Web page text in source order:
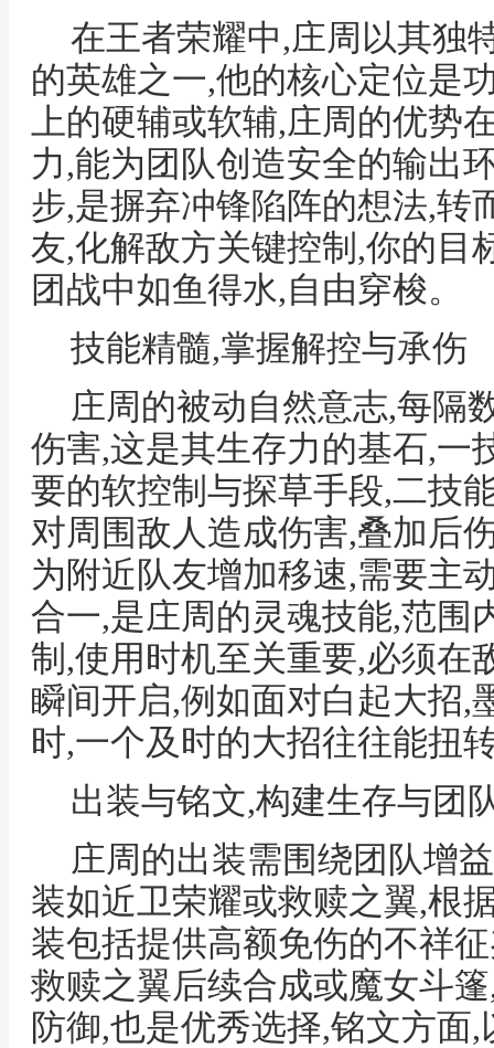
在王者荣耀中,庄周以其独
的英雄之一,他的核心定位是
上的硬辅或软辅,庄周的优势
力,能为团队创造安全的输出
步,是摒弃冲锋陷阵的想法,转
友,化解敌方关键控制,你的目
团战中如鱼得水,自由穿梭。
技能精髓,掌握解控与承伤
庄周的被动自然意志,每隔
伤害,这是其生存力的基石,一
要的软控制与探草手段,二技
对周围敌人造成伤害,叠加后
为附近队友增加移速,需要主
合一,是庄周的灵魂技能,范围
制,使用时机至关重要,必须在
瞬间开启,例如面对白起大招,
时,一个及时的大招往往能扭
出装与铭文,构建生存与团
庄周的出装需围绕团队增
装如近卫荣耀或救赎之翼,根
装包括提供高额免伤的不祥
救赎之翼后续合成或魔女斗
防御,也是优秀选择,铭文方面